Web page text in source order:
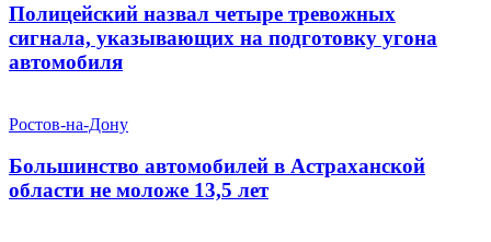
Полицейский назвал четыре тревожных
сигнала, указывающих на подготовку угона
автомобиля
Ростов-на-Дону
Большинство автомобилей в Астраханской
области не моложе 13,5 лет